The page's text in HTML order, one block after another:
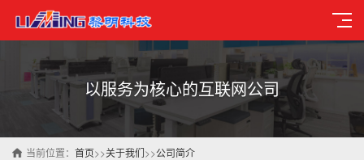
以服务为核心的互联网公司
当前位置： 首页>>关于我们>>公司简介